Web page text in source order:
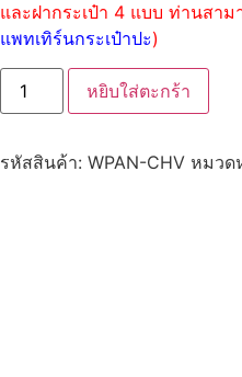
และฝากระเป๋า 4 แบบ ท่านสา
แพทเทิร์นกระเป๋าปะ)
หยิบใส่ตะกร้า
รหัสสินค้า: WPAN-CHV หมวด